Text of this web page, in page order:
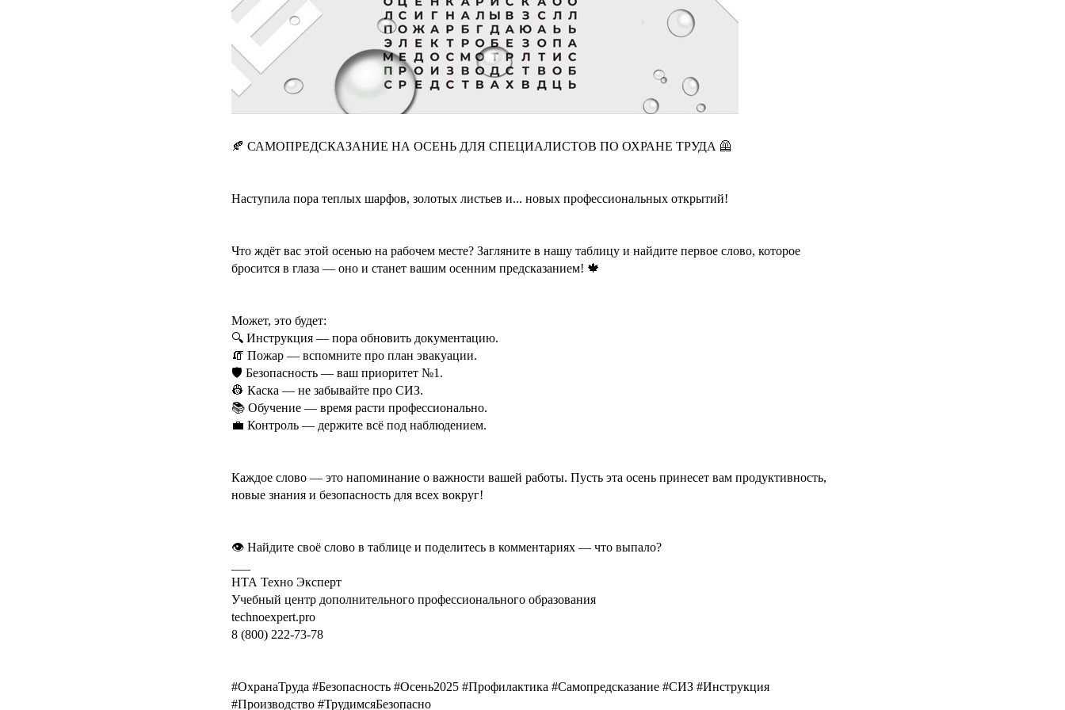
🍂 САМОПРЕДСКАЗАНИЕ НА ОСЕНЬ ДЛЯ СПЕЦИАЛИСТОВ ПО ОХРАНЕ ТРУДА 🦺
Наступила пора теплых шарфов, золотых листьев и... новых профессиональных открытий!
Что ждёт вас этой осенью на рабочем месте? Загляните в нашу таблицу и найдите первое слово, которое
бросится в глаза — оно и станет вашим осенним предсказанием! 🍁
Может, это будет:
🔍 Инструкция — пора обновить документацию.
🧯 Пожар — вспомните про план эвакуации.
🛡 Безопасность — ваш приоритет №1.
👷 Каска — не забывайте про СИЗ.
📚 Обучение — время расти профессионально.
💼 Контроль — держите всё под наблюдением.
Каждое слово — это напоминание о важности вашей работы. Пусть эта осень принесет вам продуктивность,
новые знания и безопасность для всех вокруг!
👁 Найдите своё слово в таблице и поделитесь в комментариях — что выпало?
НТА Техно Эксперт
Учебный центр дополнительного профессионального образования
technoexpert.pro
8 (800) 222-73-78
#ОхранаТруда #Безопасность #Осень2025 #Профилактика #Самопредсказание #СИЗ #Инструкция
#Производство #ТрудимсяБезопасно